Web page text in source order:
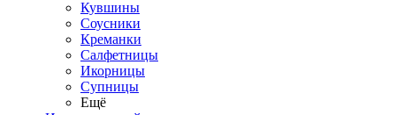
Кувшины
Соусники
Креманки
Салфетницы
Икорницы
Супницы
Ещё